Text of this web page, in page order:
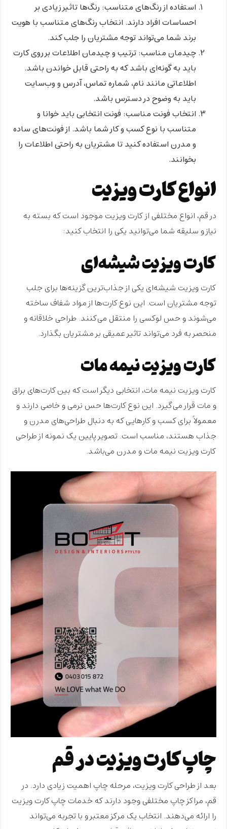
استفاده از رنگ‌های متناسب: رنگ‌ها تاثیر زیادی بر
احساسات افراد دارند. انتخاب رنگ‌های متناسب با هویت
برند شما می‌تواند توجه مشتریان را جلب کند.
چیدمان مناسب: ترتیب و چیدمان اطلاعات بر روی کارت
باید به گونه‌ای باشد که به راحتی قابل خواندن باشد.
اطلاعاتی مانند نام، شماره تماس، آدرس و وب‌سایت
باید به وضوح در دسترس باشد.
انتخاب فونت مناسب: فونت انتخابی باید خوانا و
متناسب با نوع کسب و کار شما باشد. از فونت‌های ساده
و مدرن استفاده کنید تا مشتریان به راحتی اطلاعات را
بخوانند.
انواع کارت ویزیت
در قم، انواع مختلفی از کارت ویزیت موجود است که بسته به
نیاز و سلیقه شما می‌توانید یکی را انتخاب کنید:
کارت ویزیت شیشه‌ای
کارت ویزیت شیشه‌ای یکی از جذاب‌ترین گزینه‌ها برای جلب
توجه مشتریان است. این نوع کارت‌ها از مواد شفاف ساخته
می‌شوند و حس لوکسی را منتقل می‌کنند. طراحی خلاقانه و
منحصر به فرد می‌تواند تاثیر عمیقی بر مشتریان بگذارد.
کارت ویزیت نیمه مات
کارت ویزیت نیمه مات، انتخابی دیگر است که بین کارت‌های براق
و مات قرار می‌گیرد. این نوع کارت‌ها حس نرمی و خاصی دارند و
معمولاً برای کسب و کارهایی که به دنبال طراحی‌های مدرن و
جذاب هستند، مناسب است. تصویر پایین یک نمونه از طراحی
کارت ویزیت نیمه مات و مدرن می‌باشد.
چاپ کارت ویزیت در قم
بعد از طراحی کارت ویزیت، مرحله چاپ اهمیت زیادی دارد. در
قم، مراکز چاپ مختلفی وجود دارند که خدمات چاپ کارت ویزیت
را ارائه می‌دهند. انتخاب یک مرکز معتبر و با تجربه می‌تواند